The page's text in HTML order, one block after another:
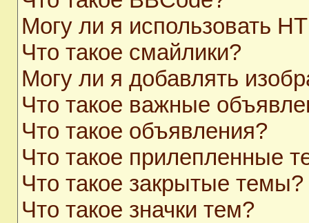
Могу ли я использовать
Что такое смайлики?
Могу ли я добавлять
Что такое важные
Что такое объявления?
Что такое прилепленные
Что такое закрытые темы?
Что такое значки тем?